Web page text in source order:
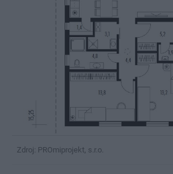
Zdroj: PROmiprojekt, s.r.o.